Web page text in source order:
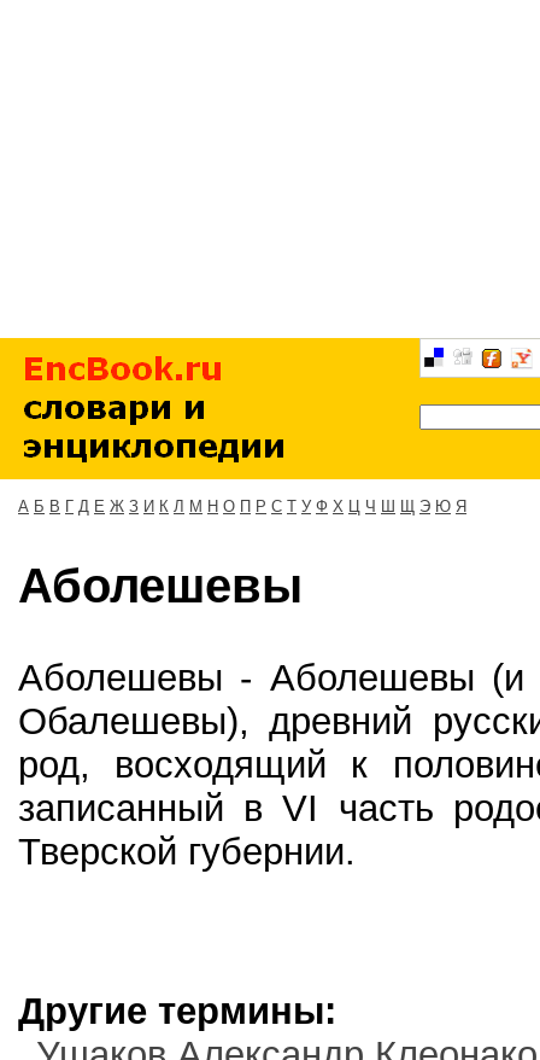
А Б В Г Д Е Ж З И К Л М Н О П Р С Т У Ф Х Ц Ч Ш Щ Э Ю Я
Аболешевы
Аболешевы - Аболешевы
Обалешевы), древний
род, восходящий к
записанный в VI часть
Тверской губернии.
Другие термины: